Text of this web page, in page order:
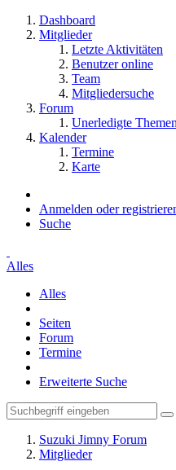
Dashboard
Mitglieder
Letzte Aktivitäten
Benutzer online
Team
Mitgliedersuche
Forum
Unerledigte Themen
Kalender
Termine
Karte
Anmelden oder
Suche
Alles
Alles
Seiten
Forum
Termine
Erweiterte Suche
Suzuki Jimny Forum
Mitglieder